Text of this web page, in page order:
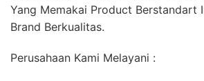
Yang Memakai Product Berstandart
Brand Berkualitas.
Perusahaan Kami Melayani :